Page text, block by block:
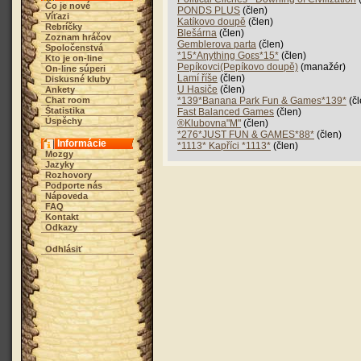
Čo je nové
Víťazi
Rebríčky
Zoznam hráčov
Spoločenstvá
Kto je on-line
On-line súperi
Diskusné kluby
Ankety
Chat room
Štatistika
Úspěchy
Informácie
Mozgy
Jazyky
Rozhovory
Podporte nás
Nápoveda
FAQ
Kontakt
Odkazy
Odhlásiť
PONDS PLUS (člen)
Katíkovo doupě (člen)
Blešárna (člen)
Gemblerova parta (člen)
*15*Aηythiηg Goεs*15* (člen)
Pepíkovci(Pepíkovo doupě) (manažér)
Lamí říše (člen)
U Hasiče (člen)
*139*Banana Park Fun & Games*139*
Fast Balanced Games (člen)
®Klubovna"M" (člen)
*276*JUST FUN & GAMES*88* (člen)
*1113* Kapříci *1113* (člen)